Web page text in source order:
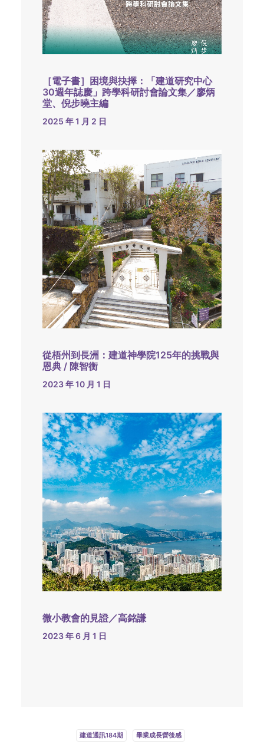
［電子書］困境與抉擇：「建道研究中心
30週年誌慶」跨學科研討會論文集／廖炳
堂、倪步曉主編
2025 年 1 月 2 日
從梧州到長洲：建道神學院125年的挑戰與
恩典 / 陳智衡
2023 年 10 月 1 日
微小教會的見證／高銘謙
2023 年 6 月 1 日
建道通訊184期 畢業成長營後感